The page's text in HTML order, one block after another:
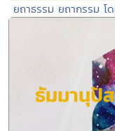
ยถาธรรม ยถากรรม โ